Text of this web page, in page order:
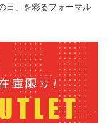
日」を彩るフォーマル